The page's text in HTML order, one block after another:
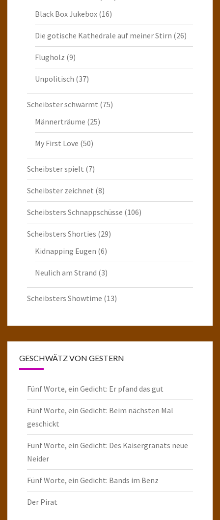
Black Box Jukebox (16)
Die gotische Kathedrale auf meiner Stirn (26)
Flugholz (9)
Unpolitisch (37)
Scheibster schwärmt (75)
Männerträume (25)
My First Love (50)
Scheibster spielt (7)
Scheibster zeichnet (8)
Scheibsters Schnappschüsse (106)
Scheibsters Shorties (29)
Kidnapping Eugen (6)
Neulich am Strand (3)
Scheibsters Showtime (13)
GESCHWÄTZ VON GESTERN
Fünf Worte, ein Gedicht: Er pfand das gut
Fünf Worte, ein Gedicht: Beim nächsten Mal
geschickt
Fünf Worte, ein Gedicht: Des Kaisergranats neue
Neider
Fünf Worte, ein Gedicht: Bands im Benz
Der Pirat